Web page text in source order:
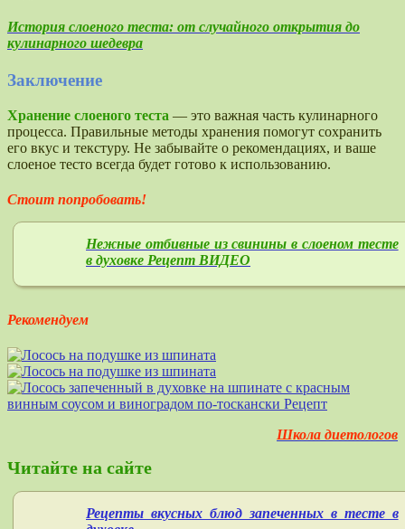
История слоеного теста: от случайного открытия до
кулинарного шедевра
Заключение
Хранение слоеного теста — это важная часть кулинарного
процесса. Правильные методы хранения помогут сохранить
его вкус и текстуру. Не забывайте о рекомендациях, и ваше
слоеное тесто всегда будет готово к использованию.
Стоит попробовать!
Нежные отбивные из свинины в слоеном тесте
в духовке Рецепт ВИДЕО
Рекомендуем
Школа диетологов
Читайте на сайте
Рецепты вкусных блюд запеченных в тесте в